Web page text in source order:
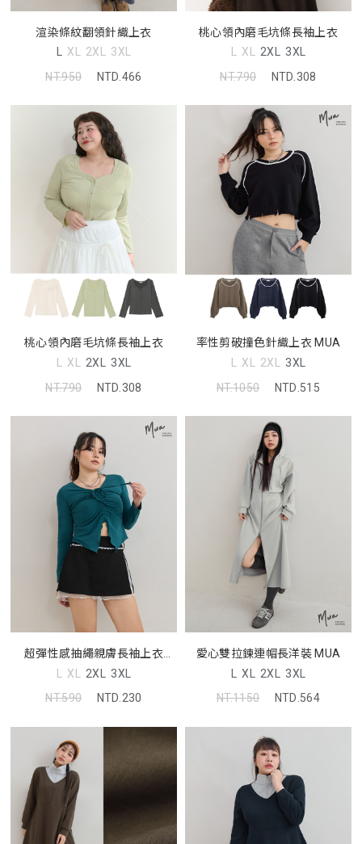
渲染條紋翻領針織上衣
L XL 2XL 3XL
NT.950
NTD.466
桃心領內磨毛坑條長袖上衣
L XL 2XL 3XL
NT.790
NTD.308
桃心領內磨毛坑條長袖上衣
L XL 2XL 3XL
NT.790
NTD.308
率性剪破撞色針織上衣 MUA
L XL 2XL 3XL
NT.1050
NTD.515
超彈性感抽繩親膚長袖上衣
MUA
L XL 2XL 3XL
NT.590
NTD.230
愛心雙拉鍊連帽長洋裝 MUA
L XL 2XL 3XL
NT.1150
NTD.564